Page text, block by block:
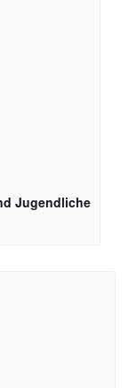
Jugendliche